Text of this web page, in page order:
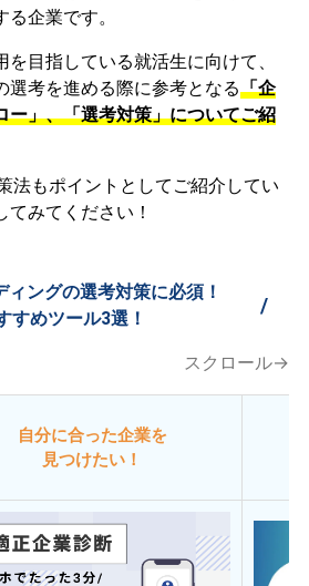
企業です。
目指している就活生に向けて、
選考を進める際に参考となる「企
ー」、「選考対策」についてご紹
法もポイントとしてご紹介してい
てみてください！
ィングの選考対策に必須！
すめツール3選！
/
スクロール→
自分に合った企業を
見つけたい！